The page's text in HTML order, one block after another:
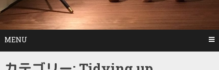
MENU